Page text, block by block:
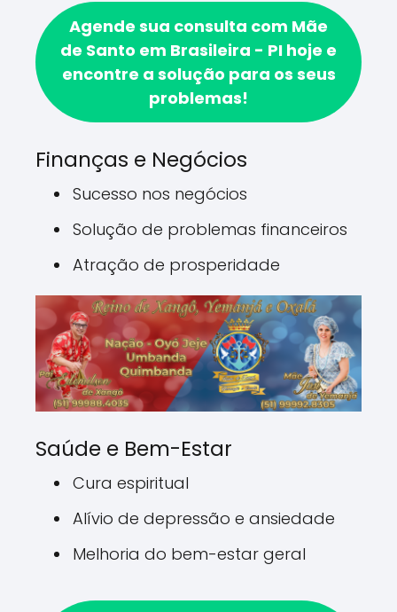
Agende sua consulta com Mãe
de Santo em Brasileira - PI hoje e
encontre a solução para os seus
problemas!
Finanças e Negócios
Sucesso nos negócios
Solução de problemas financeiros
Atração de prosperidade
Saúde e Bem-Estar
Cura espiritual
Alívio de depressão e ansiedade
Melhoria do bem-estar geral